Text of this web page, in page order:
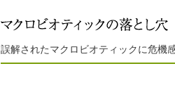
誤解されたマクロビオティックに危機